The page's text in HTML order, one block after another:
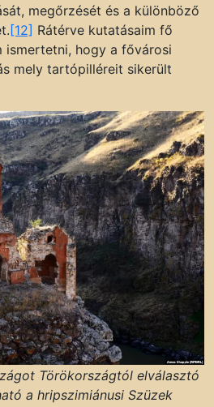
megőrzését és a különböző
[12] Rátérve kutatásaim fő
ismertetni, hogy a fővárosi
mely tartópilléreit sikerült
Törökországtól elválasztó
a hripszimiánusi Szüzek